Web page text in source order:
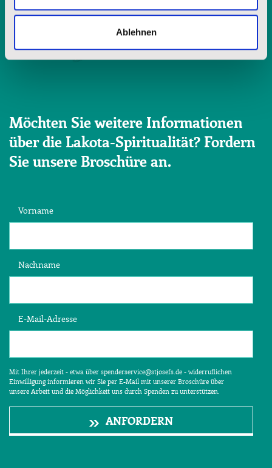
Ablehnen
Möchten Sie weitere Informationen
über die Lakota-Spiritualität? Fordern
Sie unsere Broschüre an.
Vorname
Nachname
E-Mail-Adresse
Mit Ihrer jederzeit - etwa über spenderservice@stjosefs.de - widerruflichen
Einwilligung informieren wir Sie per E-Mail mit unserer Broschüre über
unsere Arbeit und die Möglichkeit uns durch Spenden zu unterstützen.
ANFORDERN